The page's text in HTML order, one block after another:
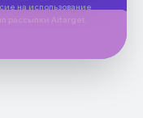
на использование
рассылки Aitarget.